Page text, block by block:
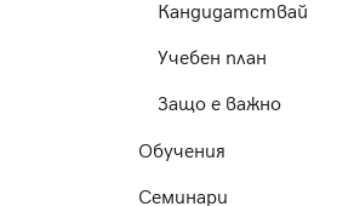
Кандидатствай
Учебен план
Защо е важно
Обучения
Семинари